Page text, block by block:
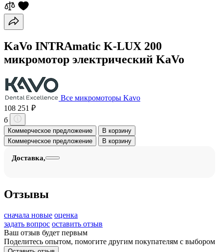
KaVo INTRAmatic K-LUX 200
микромотор электрический KaVo
Все микромоторы Kavo
108 251 ₽
б
Коммерческое предложение
В корзину
Коммерческое предложение
В корзину
Доставка,
Отзывы
сначала новые оценка
задать вопрос оставить отзыв
Ваш отзыв будет первым
Поделитесь опытом, помогите другим покупателям с выбором